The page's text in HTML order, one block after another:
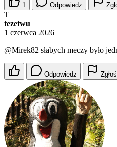
1 Odpowiedz
T
tezetwu
1 czerwca 2026
@Mirek82 słabych meczy było
Odpowiedz Zgłoś